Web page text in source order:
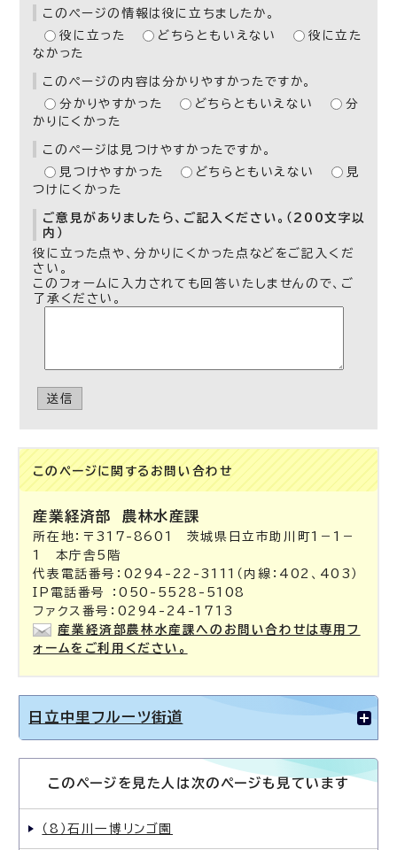
このページの情報は役に立ちましたか。
役に立った
どちらともいえない
役に立た
なかった
このページの内容は分かりやすかったですか。
分かりやすかった
どちらともいえない
分
かりにくかった
このページは見つけやすかったですか。
見つけやすかった
どちらともいえない
見
つけにくかった
ご意見がありましたら、ご記入ください。（200文字以
内）
役に立った点や、分かりにくかった点などをご記入くだ
さい。
このフォームに入力されても回答いたしませんので、ご
了承ください。
送信
このページに関する お問い合わせ
産業経済部 農林水産課
所在地：〒317-8601 茨城県日立市助川町1－1－
1 本庁舎5階
代表電話番号：0294-22-3111（内線：402、403）
IP電話番号 ：050-5528-5108
ファクス番号：0294-24-1713
産業経済部農林水産課へのお問い合わせは専用フ
ォームをご利用ください。
日立中里フルーツ街道
このページを見た人は次のページも見ています
（8）石川一博リンゴ園